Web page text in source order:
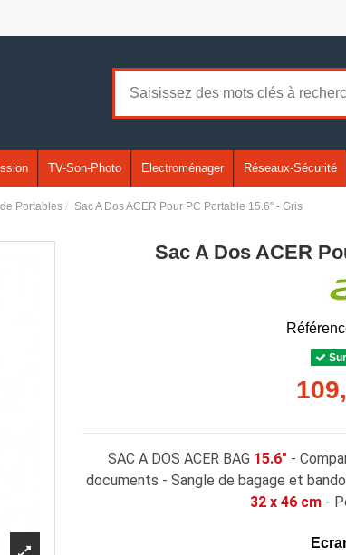
TV-Son-Photo Electroménager Réseaux-Sécurité
Portables Sac A Dos ACER Pour PC Portable 15.6" - Gris
Sac A Dos ACER
SAC A DOS ACER BAG 15.6" -
documents - Sangle de bagage et
32 x 46 cm-